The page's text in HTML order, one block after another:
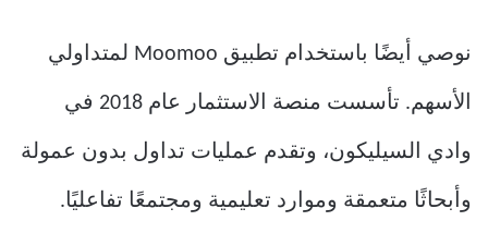
نوصي أيضًا باستخدام تطبيق Moomoo لمتداولي
الأسهم. تأسست منصة الاستثمار عام 2018 في
وادي السيليكون، وتقدم عمليات تداول بدون عمولة
وأبحاثًا متعمقة وموارد تعليمية ومجتمعًا تفاعليًا.